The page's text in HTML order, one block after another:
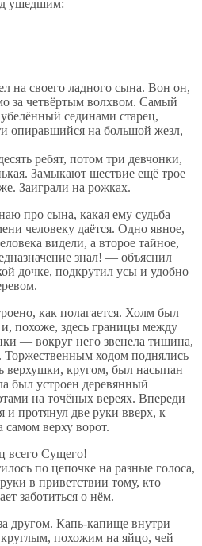
ушедшим:
на своего ладного сына. Вон он,
за четвёртым волхвом. Самый
сединами старец,
опиравшийся на большой жезл,
ребят, потом три девчонки,
Замыкают шествие ещё трое
Заиграли на рожках.
про сына, какая ему судьба
человеку даётся. Одно явное,
видели, а второе тайное,
знал! — объяснил
дочке, подкрутил усы и удобно
как полагается. Холм был
и, похоже, здесь границы между
— вокруг него звенела тишина,
Торжественным ходом поднялись
верхушки, кругом, был насыпан
был устроен деревянный
на точёных вереях. Впереди
протянул две руки вверх, к
самом верху ворот.
всего Сущего!
по цепочке на разные голоса,
в приветствии тому, кто
заботиться о нём.
другом. Капь-капище внутри
круглым, похожим на яйцо, чей